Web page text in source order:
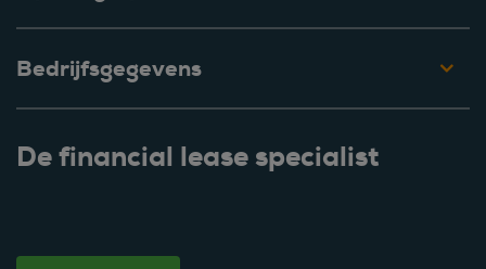
Bedrijfsgegevens
De financial lease specialist